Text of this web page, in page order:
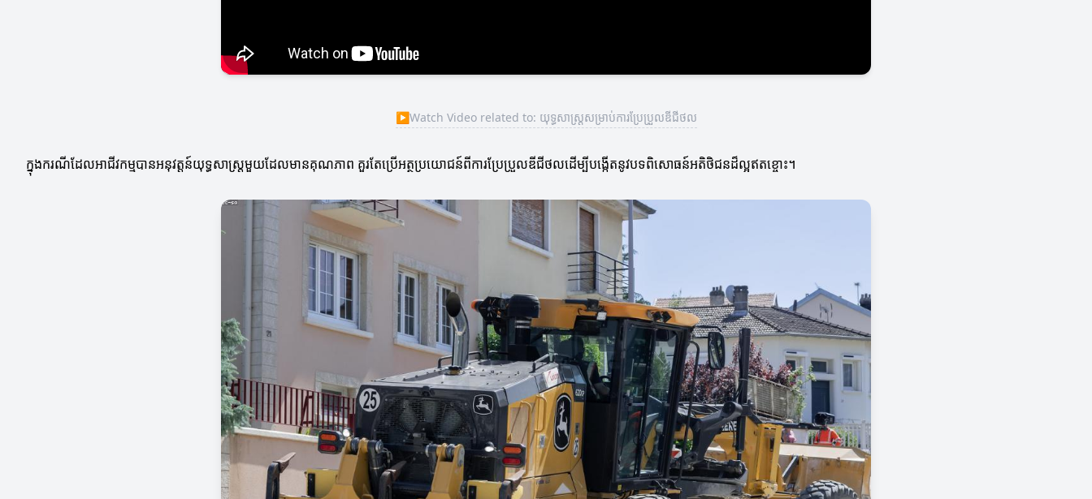
▶Watch Video related to: យុទ្ធសាស្ត្រសម្រាប់ការប្រែប្រួលឌីជីថល
ក្នុងករណីដែលអាជីវកម្មបានអនុវត្តន៍យុទ្ធសាស្ត្រមួយដែលមានគុណភាព គួរតែប្រើអត្ថប្រយោជន៍ពីការប្រែប្រួលឌីជីថលដើម្បីបង្កើតនូវបទពិសោធន៍អតិថិជនដ៏ល្អឥតខ្ចោះ។